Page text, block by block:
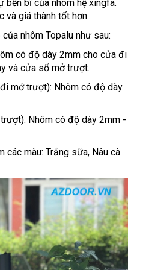
bền bĩ của nhôm hệ xingfa.
và giá thành tốt hơn.
nhôm Topalu như sau:
có độ dày 2mm cho cửa đi
và cửa sổ mở trượt.
Nhôm có độ dày
có độ dày 2mm -
các màu: Trắng sữa, Nâu cà